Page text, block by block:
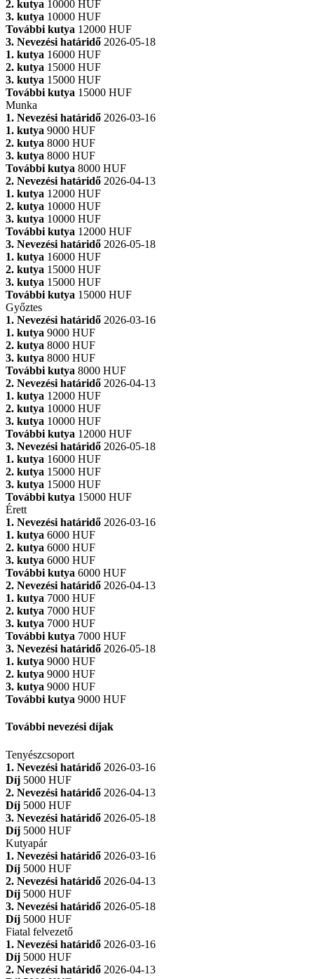
2. kutya 10000 HUF
3. kutya 10000 HUF
További kutya 12000 HUF
3. Nevezési határidő 2026-05-18
1. kutya 16000 HUF
2. kutya 15000 HUF
3. kutya 15000 HUF
További kutya 15000 HUF
Munka
1. Nevezési határidő 2026-03-16
1. kutya 9000 HUF
2. kutya 8000 HUF
3. kutya 8000 HUF
További kutya 8000 HUF
2. Nevezési határidő 2026-04-13
1. kutya 12000 HUF
2. kutya 10000 HUF
3. kutya 10000 HUF
További kutya 12000 HUF
3. Nevezési határidő 2026-05-18
1. kutya 16000 HUF
2. kutya 15000 HUF
3. kutya 15000 HUF
További kutya 15000 HUF
Győztes
1. Nevezési határidő 2026-03-16
1. kutya 9000 HUF
2. kutya 8000 HUF
3. kutya 8000 HUF
További kutya 8000 HUF
2. Nevezési határidő 2026-04-13
1. kutya 12000 HUF
2. kutya 10000 HUF
3. kutya 10000 HUF
További kutya 12000 HUF
3. Nevezési határidő 2026-05-18
1. kutya 16000 HUF
2. kutya 15000 HUF
3. kutya 15000 HUF
További kutya 15000 HUF
Érett
1. Nevezési határidő 2026-03-16
1. kutya 6000 HUF
2. kutya 6000 HUF
3. kutya 6000 HUF
További kutya 6000 HUF
2. Nevezési határidő 2026-04-13
1. kutya 7000 HUF
2. kutya 7000 HUF
3. kutya 7000 HUF
További kutya 7000 HUF
3. Nevezési határidő 2026-05-18
1. kutya 9000 HUF
2. kutya 9000 HUF
3. kutya 9000 HUF
További kutya 9000 HUF
További nevezési díjak
Tenyészcsoport
1. Nevezési határidő 2026-03-16
Díj 5000 HUF
2. Nevezési határidő 2026-04-13
Díj 5000 HUF
3. Nevezési határidő 2026-05-18
Díj 5000 HUF
Kutyapár
1. Nevezési határidő 2026-03-16
Díj 5000 HUF
2. Nevezési határidő 2026-04-13
Díj 5000 HUF
3. Nevezési határidő 2026-05-18
Díj 5000 HUF
Fiatal felvezető
1. Nevezési határidő 2026-03-16
Díj 5000 HUF
2. Nevezési határidő 2026-04-13